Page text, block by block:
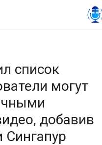
список
могут
добавив